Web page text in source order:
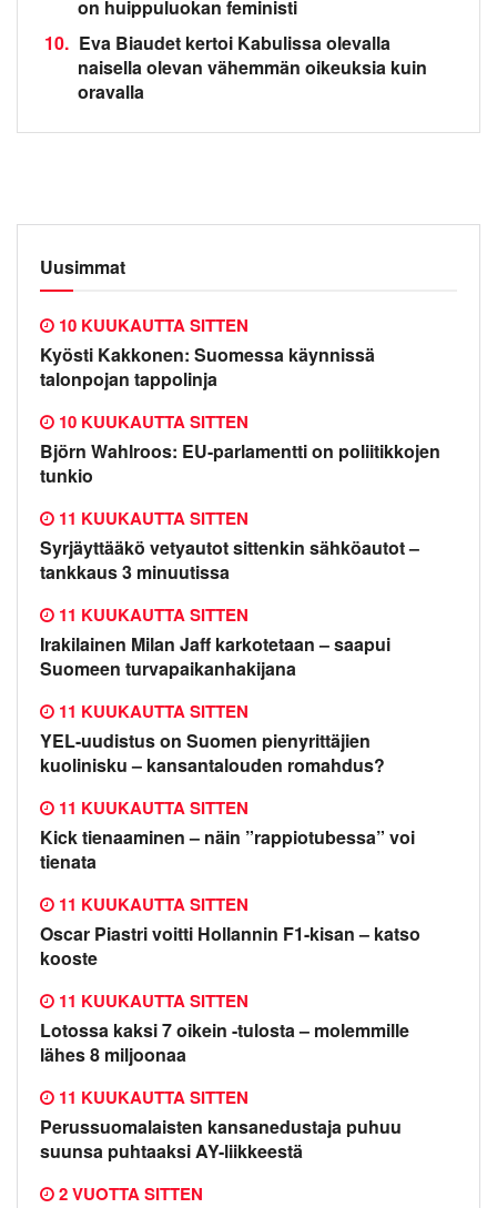
on huippuluokan feministi
10. Eva Biaudet kertoi Kabulissa olevalla
naisella olevan vähemmän oikeuksia kuin
oravalla
Uusimmat
Kyösti Kakkonen: Suomessa käynnissä
talonpojan tappolinja
10 KUUKAUTTA SITTEN
Björn Wahlroos: EU-parlamentti on poliitikkojen
tunkio
10 KUUKAUTTA SITTEN
Syrjäyttääkö vetyautot sittenkin sähköautot –
tankkaus 3 minuutissa
11 KUUKAUTTA SITTEN
Irakilainen Milan Jaff karkotetaan – saapui
Suomeen turvapaikanhakijana
11 KUUKAUTTA SITTEN
YEL-uudistus on Suomen pienyrittäjien
kuolinisku – kansantalouden romahdus?
11 KUUKAUTTA SITTEN
Kick tienaaminen – näin ”rappiotubessa” voi
tienata
11 KUUKAUTTA SITTEN
Oscar Piastri voitti Hollannin F1-kisan – katso
kooste
11 KUUKAUTTA SITTEN
Lotossa kaksi 7 oikein -tulosta – molemmille
lähes 8 miljoonaa
11 KUUKAUTTA SITTEN
Perussuomalaisten kansanedustaja puhuu
suunsa puhtaaksi AY-liikkeestä
11 KUUKAUTTA SITTEN
2 VUOTTA SITTEN